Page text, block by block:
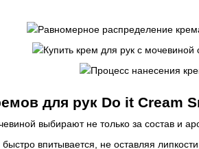
для рук Do it Cream
выбирают не только за состав и
быстро впитывается, не оставляя